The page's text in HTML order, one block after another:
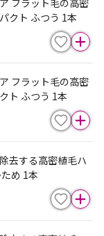
フラット毛の高密
クト ふつう 1本
フラット毛の高密
ト ふつう 1本
去する高密植毛ハ
め 1本